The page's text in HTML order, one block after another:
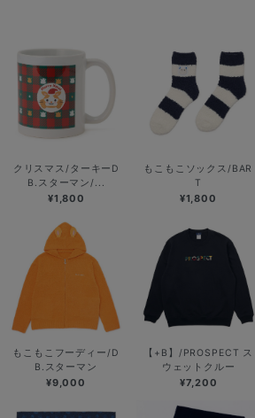
クリスマス/ターキーD
B.スターマン/...
¥1,800
もこもこソックス/BAR
T
¥1,800
もこもこフーディー/D
B.スターマン
¥9,000
【+B】/PROSPECT ス
ウェットクルー
¥7,200